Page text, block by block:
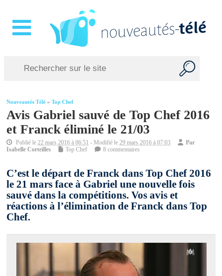
Nouveautés Télé »Top Chef
Avis Gabriel sauvé de Top Chef 2016
et Franck éliminé le 21/03
Publié le22 mars 2016 à 06:51 - Modifié le29 mars 2016 à 07:03
Par
Isabelle Corteilles
Top Chef 8 commentaires
C’est le départ de Franck dans Top Chef 2016
le 21 mars face à Gabriel une nouvelle fois
sauvé dans la compétitions. Vos avis et
réactions à l’élimination de Franck dans Top
Chef.